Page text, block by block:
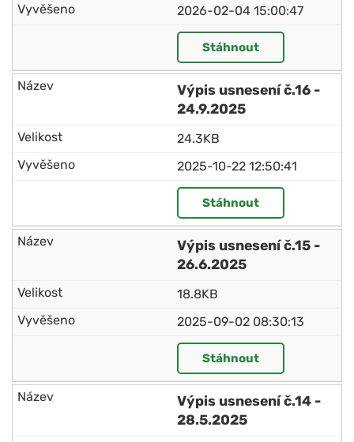
2026-02-04 15:00:47
Stáhnout
Výpis usnesení č.16 -
24.9.2025
24.3KB
2025-10-22 12:50:41
Stáhnout
Výpis usnesení č.15 -
26.6.2025
18.8KB
2025-09-02 08:30:13
Stáhnout
Výpis usnesení č.14 -
28.5.2025